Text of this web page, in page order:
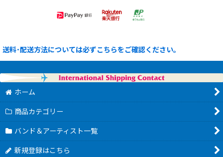
送料･配送方法については必ずこちらをご確認ください。
ホーム
商品カテゴリー
バンド＆アーティスト一覧
新規登録はこちら